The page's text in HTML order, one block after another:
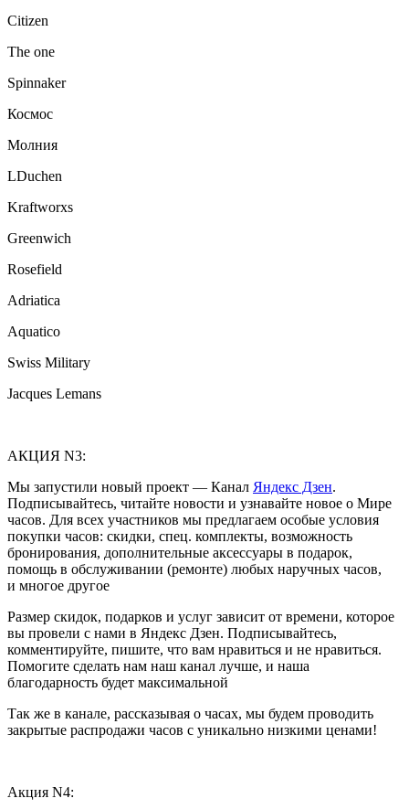
Citizen
The one
Spinnaker
Космос
Молния
LDuchen
Kraftworxs
Greenwich
Rosefield
Adriatica
Aquatico
Swiss Military
Jacques Lemans
АКЦИЯ N3:
Мы запустили новый проект — Канал Яндекс Дзен.
Подписывайтесь, читайте новости и узнавайте новое о Мире
часов. Для всех участников мы предлагаем особые условия
покупки часов: скидки, спец. комплекты, возможность
бронирования, дополнительные аксессуары в подарок,
помощь в обслуживании (ремонте) любых наручных часов,
и многое другое
Размер скидок, подарков и услуг зависит от времени, которое
вы провели с нами в Яндекс Дзен. Подписывайтесь,
комментируйте, пишите, что вам нравиться и не нравиться.
Помогите сделать нам наш канал лучше, и наша
благодарность будет максимальной
Так же в канале, рассказывая о часах, мы будем проводить
закрытые распродажи часов с уникально низкими ценами!
Акция N4: